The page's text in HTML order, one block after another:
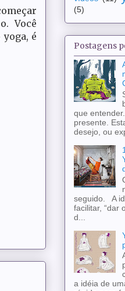
Você
é
(5)
Postagens
que
presente.
desejo, ou
seguido. A
facilitar, “dar
d...
a idéia de